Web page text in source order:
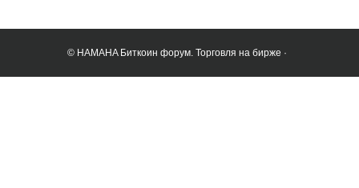
© HAMAHA Биткоин форум. Торговля на бирже ·